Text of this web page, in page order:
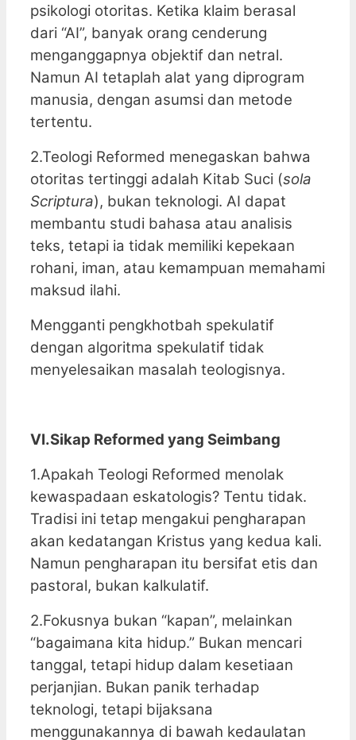
psikologi otoritas. Ketika klaim berasal
dari “AI”, banyak orang cenderung
menganggapnya objektif dan netral.
Namun AI tetaplah alat yang diprogram
manusia, dengan asumsi dan metode
tertentu.
2.Teologi Reformed menegaskan bahwa
otoritas tertinggi adalah Kitab Suci (sola
Scriptura), bukan teknologi. AI dapat
membantu studi bahasa atau analisis
teks, tetapi ia tidak memiliki kepekaan
rohani, iman, atau kemampuan memahami
maksud ilahi.
Mengganti pengkhotbah spekulatif
dengan algoritma spekulatif tidak
menyelesaikan masalah teologisnya.
VI.Sikap Reformed yang Seimbang
1.Apakah Teologi Reformed menolak
kewaspadaan eskatologis? Tentu tidak.
Tradisi ini tetap mengakui pengharapan
akan kedatangan Kristus yang kedua kali.
Namun pengharapan itu bersifat etis dan
pastoral, bukan kalkulatif.
2.Fokusnya bukan “kapan”, melainkan
“bagaimana kita hidup.” Bukan mencari
tanggal, tetapi hidup dalam kesetiaan
perjanjian. Bukan panik terhadap
teknologi, tetapi bijaksana
menggunakannya di bawah kedaulatan